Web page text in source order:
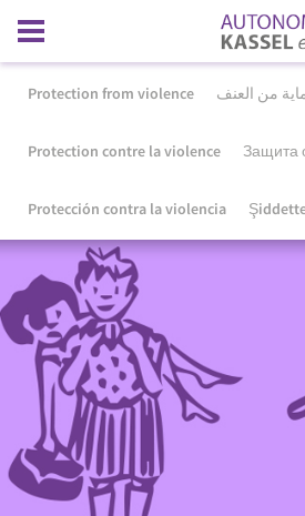
Protection from violence من العنف
Protection contre la violence Защита
Protección contra la violencia